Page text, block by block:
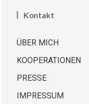
Kontakt
ÜBER MICH
KOOPERATIONEN
PRESSE
IMPRESSUM